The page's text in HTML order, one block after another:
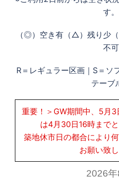
す。
（◎）空き有（△）残り少
不可
R＝レギュラー区画｜S＝ソ
テーブ
重要！＞GW期間中、5月3
は4月30日16時までと
築地休市日の都合により
お願い致し
2026年